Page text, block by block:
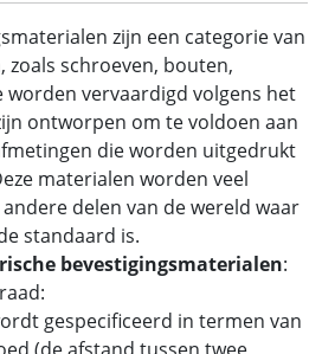
zijn een categorie van
zoals schroeven, bouten,
worden vervaardigd volgens het
ontworpen om te voldoen aan
die worden uitgedrukt
materialen worden veel
delen van de wereld waar
standaard is.
bevestigingsmaterialen:
gespecificeerd in termen van